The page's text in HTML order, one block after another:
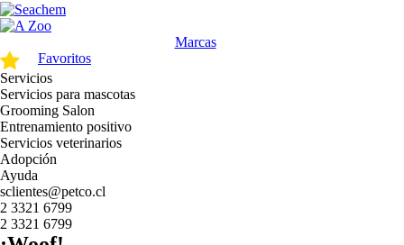
Marcas
Favoritos
Servicios
Servicios para mascotas
Grooming Salon
Entrenamiento positivo
Servicios veterinarios
Adopción
Ayuda
sclientes@petco.cl
2 3321 6799
2 3321 6799